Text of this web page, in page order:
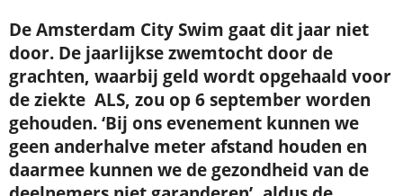
De Amsterdam City Swim gaat dit jaar niet
door. De jaarlijkse zwemtocht door de
grachten, waarbij geld wordt opgehaald voor
de ziekte ALS, zou op 6 september worden
gehouden. ‘Bij ons evenement kunnen we
geen anderhalve meter afstand houden en
daarmee kunnen we de gezondheid van de